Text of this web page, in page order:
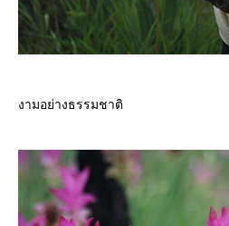
งามอย่างธรรมชาติ